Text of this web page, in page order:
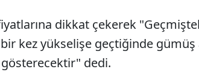
dikkat çekerek
kez yükselişe geçtiğinde gümüş
dedi.